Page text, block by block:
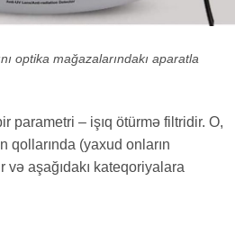
optika mağazalarındakı aparatla
parametri – işıq ötürmə filtridir. O,
qollarında (yaxud onların
və aşağıdakı kateqoriyalara